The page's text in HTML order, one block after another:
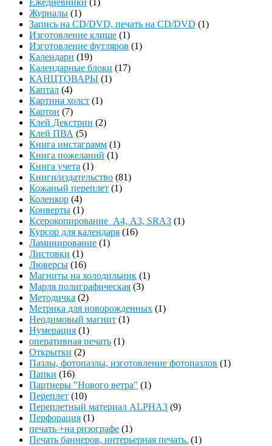
Ежедневники (1)
Журналы (1)
Запись на CD/DVD, печать на CD/DVD (1)
Изготовление клише (1)
Изготовление футляров (1)
Календари (19)
Календарные блоки (17)
КАНЦТОВАРЫ (1)
Каптал (4)
Картина холст (1)
Картон (7)
Клей Декстрин (2)
Клей ПВА (5)
Книга инстаграмм (1)
Книга пожеланий (1)
Книга учета (1)
Книги/издательство (81)
Кожаный переплет (1)
Коленкор (4)
Конверты (1)
Ксерокопирование А4, А3, SRA3 (1)
Курсор для календаря (16)
Ламинирование (1)
Листовки (1)
Люверсы (16)
Магниты на холодильник (1)
Марля полиграфическая (3)
Методичка (2)
Метрика для новорожденных (1)
Неодимовый магнит (1)
Нумерация (1)
оперативная печать (1)
Открытки (2)
Пазлы, фотопазлы, изготовление фотопазлов (1)
Папки (16)
Партнеры "Нового ветра" (1)
Переплет (10)
Переплетный материал ALPHA3 (9)
Перфорация (1)
печать +на ризографе (1)
Печать баннеров, интерьерная печать. (1)